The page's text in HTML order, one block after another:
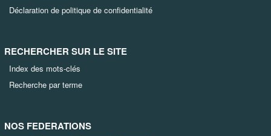
Déclaration de politique de confidentialité
RECHERCHER SUR LE SITE
Index des mots-clés
Recherche par terme
NOS FEDERATIONS